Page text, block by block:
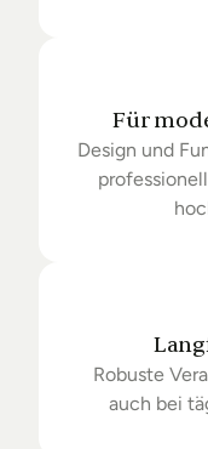
Für
Design und
Robuste
auch bei